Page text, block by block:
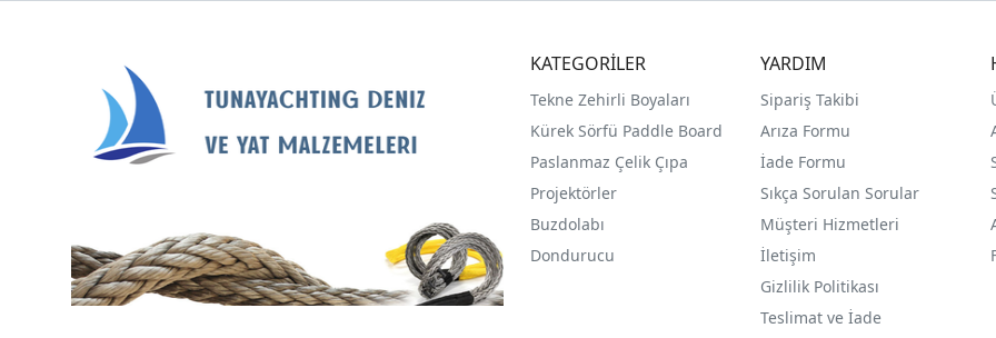
KATEGORİLER
Tekne Zehirli Boyaları
Kürek Sörfü Paddle Board
Paslanmaz Çelik Çıpa
Projektörler
Buzdolabı
Dondurucu
YARDIM
Sipariş Takibi
Arıza Formu
İade Formu
Sıkça Sorulan Sorular
Müşteri Hizmetleri
İletişim
Gizlilik Politikası
Teslimat ve İade